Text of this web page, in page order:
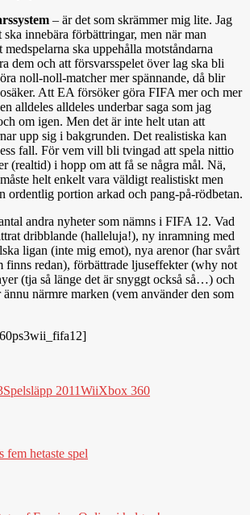
– är det som skrämmer mig lite. Jag
ska innebära förbättringar, men när man
medspelarna ska uppehålla motståndarna
dem och att försvarsspelet över lag ska bli
noll-noll-matcher mer spännande, då blir
Att EA försöker göra FIFA mer och mer
alldeles alldeles underbar saga som jag
om igen. Men det är inte helt utan att
upp sig i bakgrunden. Det realistiska kan
fall. För vem vill bli tvingad att spela nittio
(realtid) i hopp om att få se några mål. Nä,
helt enkelt vara väldigt realistiskt men
ordentlig portion arkad och pang-på-rödbetan.
andra nyheter som nämns i FIFA 12. Vad
dribblande (halleluja!), ny inramning med
ligan (inte mig emot), nya arenor (har svårt
finns redan), förbättrade ljuseffekter (why not
(tja så länge det är snyggt också så…) och
närmre marken (vem använder den som
Spelsläpp 2011WiiXbox 360
fem hetaste spel